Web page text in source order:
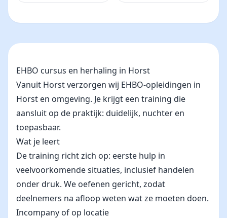
EHBO cursus en herhaling in Horst
Vanuit Horst verzorgen wij EHBO-opleidingen in
Horst en omgeving. Je krijgt een training die
aansluit op de praktijk: duidelijk, nuchter en
toepasbaar.
Wat je leert
De training richt zich op: eerste hulp in
veelvoorkomende situaties, inclusief handelen
onder druk. We oefenen gericht, zodat
deelnemers na afloop weten wat ze moeten doen.
Incompany of op locatie